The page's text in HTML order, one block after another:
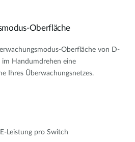
Oberfläche
Oberfläche von D-
im Handumdrehen eine
Ihres Überwachungsnetzes.
Leistung pro Switch